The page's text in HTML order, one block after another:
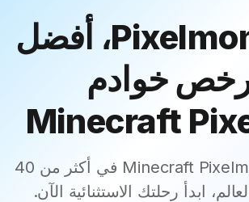
خوادم Pixelmon، أفضل
خوادم
Minecraft
نقدم خوادم Minecraft Pixelmon في أكثر من 40
ابدأ رحلتك الاستثنائية الآن.